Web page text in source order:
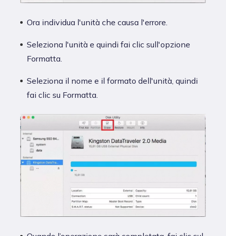
Ora individua l'unità che causa l'errore.
Seleziona l'unità e quindi fai clic sull'opzione
Formatta.
Seleziona il nome e il formato dell'unità, quindi
fai clic su Formatta.